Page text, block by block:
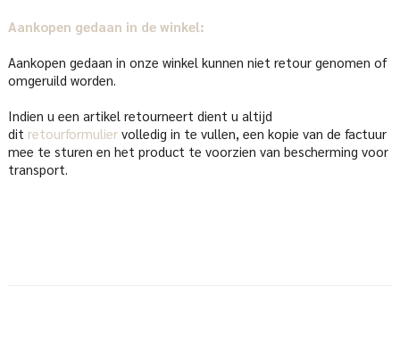
Aankopen gedaan in de winkel:
Aankopen gedaan in onze winkel kunnen niet retour genomen of
omgeruild worden.
Indien u een artikel retourneert dient u altijd
dit retourformuliervolledig in te vullen, een kopie van de factuur
mee te sturen en het product te voorzien van bescherming voor
transport.